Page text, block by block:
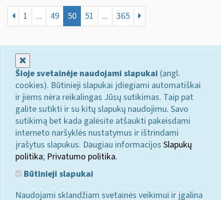
1 ... 49 50 51 ... 365
Šioje svetainėje naudojami slapukai (angl.
cookies). Būtinieji slapukai įdiegiami automatiškai
ir jiems nėra reikalingas Jūsų sutikimas. Taip pat
galite sutikti ir su kitų slapukų naudojimu. Savo
sutikimą bet kada galėsite atšaukti pakeisdami
interneto naršyklės nustatymus ir ištrindami
įrašytus slapukus. Daugiau informacijos Slapukų
politika; Privatumo politika.
Būtinieji slapukai
Naudojami sklandžiam svetainės veikimui ir įgalina